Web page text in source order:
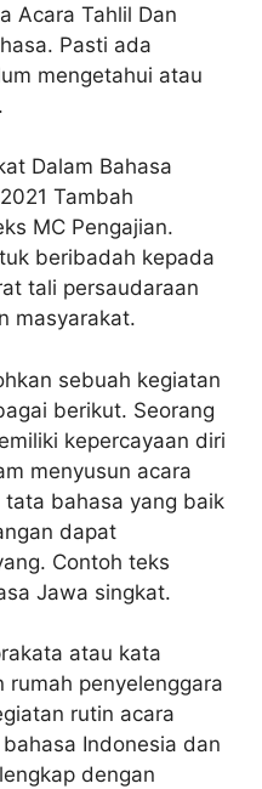
Acara Tahlil Dan
Pasti ada
mengetahui atau
Dalam Bahasa
Tambah
MC Pengajian.
beribadah kepada
tali persaudaraan
masyarakat.
sebuah kegiatan
berikut. Seorang
kepercayaan diri
menyusun acara
bahasa yang baik
dapat
Contoh teks
Jawa singkat.
atau kata
penyelenggara
rutin acara
Indonesia dan
dengan